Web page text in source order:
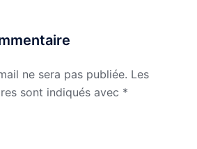
ne sera pas publiée. Les
sont indiqués avec *